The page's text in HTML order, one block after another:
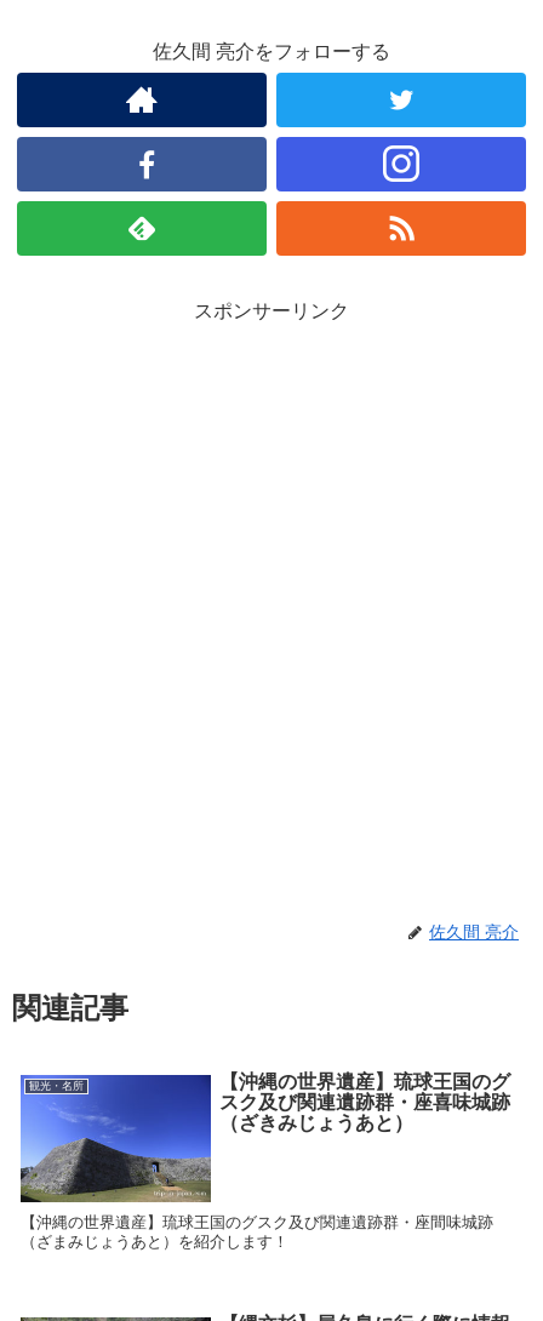
佐久間 亮介をフォローする
スポンサーリンク
佐久間 亮介
関連記事
観光・名所
【沖縄の世界遺産】琉球王国のグ
スク及び関連遺跡群・座喜味城跡
（ざきみじょうあと）
【沖縄の世界遺産】琉球王国のグスク及び関連遺跡群・座間味城跡
（ざまみじょうあと）を紹介します！